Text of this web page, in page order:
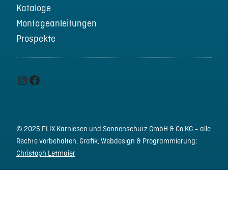
Kataloge
Montageanleitungen
Prospekte
Instagram
Facebook
© 2025 FLIX Karniesen und Sonnenschutz GmbH & Co KG – alle
Rechte vorbehalten, Grafik, Webdesign & Programmierung:
Christoph Letmaier